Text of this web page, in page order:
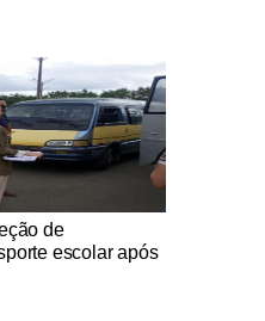
de
escolar após